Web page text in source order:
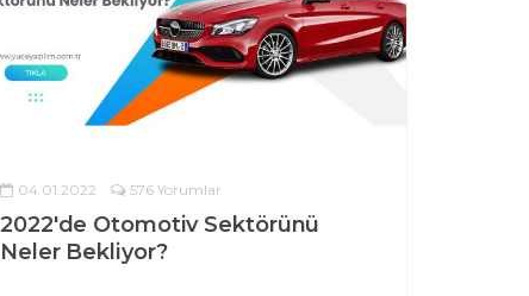
04.01.2022 576 Yorumlar
2022'de Otomotiv Sektörünü
Neler Bekliyor?